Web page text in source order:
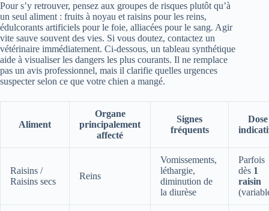
Pour s’y retrouver, pensez aux groupes de risques plutôt qu’à
un seul aliment : fruits à noyau et raisins pour les reins,
édulcorants artificiels pour le foie, alliacées pour le sang. Agir
vite sauve souvent des vies. Si vous doutez, contactez un
vétérinaire immédiatement. Ci-dessous, un tableau synthétique
aide à visualiser les dangers les plus courants. Il ne remplace
pas un avis professionnel, mais il clarifie quelles urgences
suspecter selon ce que votre chien a mangé.
Aliment
Organe
principalement
affecté
Signes
fréquents
Dose
Raisins /
Raisins secs
Reins
Vomissements,
léthargie,
diminution de
la diurèse
Parfois
dès 1
raisin